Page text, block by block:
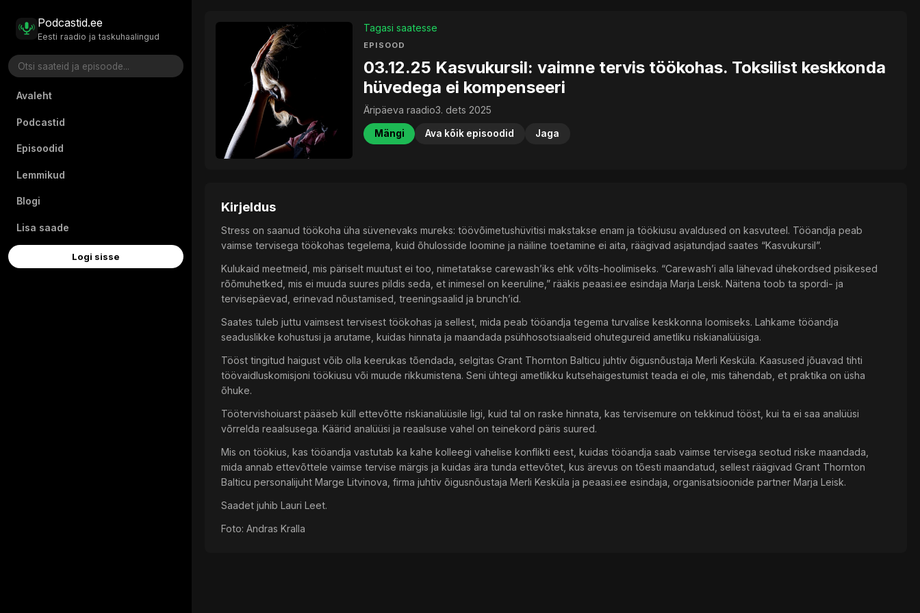
Podcastid.ee
Eesti raadio ja taskuhaalingud
Avaleht
Podcastid
Episoodid
Lemmikud
Blogi
Lisa saade
Logi sisse
Tagasi saatesse
EPISOOD
03.12.25 Kasvukursil: vaimne tervis töökohas. Toksilist keskkonda
hüvedega ei kompenseeri
Äripäeva raadio3. dets 2025
Mängi Ava kõik episoodid Jaga
Kirjeldus
Stress on saanud töökoha üha süvenevaks mureks: töövõimetushüvitisi makstakse enam ja töökiusu avaldused on kasvuteel. Tööandja peab
vaimse tervisega töökohas tegelema, kuid õhulosside loomine ja näiline toetamine ei aita, räägivad asjatundjad saates “Kasvukursil”.
Kulukaid meetmeid, mis päriselt muutust ei too, nimetatakse carewash’iks ehk võlts-hoolimiseks. “Carewash’i alla lähevad ühekordsed pisikesed
rõõmuhetked, mis ei muuda suures pildis seda, et inimesel on keeruline,” rääkis peaasi.ee esindaja Marja Leisk. Näitena toob ta spordi- ja
tervisepäevad, erinevad nõustamised, treeningsaalid ja brunch’id.
Saates tuleb juttu vaimsest tervisest töökohas ja sellest, mida peab tööandja tegema turvalise keskkonna loomiseks. Lahkame tööandja
seaduslikke kohustusi ja arutame, kuidas hinnata ja maandada psühhosotsiaalseid ohutegureid ametliku riskianalüüsiga.
Tööst tingitud haigust võib olla keerukas tõendada, selgitas Grant Thornton Balticu juhtiv õigusnõustaja Merli Kesküla. Kaasused jõuavad tihti
töövaidluskomisjoni töökiusu või muude rikkumistena. Seni ühtegi ametlikku kutsehaigestumist teada ei ole, mis tähendab, et praktika on üsha
õhuke.
Töötervishoiuarst pääseb küll ettevõtte riskianalüüsile ligi, kuid tal on raske hinnata, kas tervisemure on tekkinud tööst, kui ta ei saa analüüsi
võrrelda reaalsusega. Käärid analüüsi ja reaalsuse vahel on teinekord päris suured.
Mis on töökius, kas tööandja vastutab ka kahe kolleegi vahelise konflikti eest, kuidas tööandja saab vaimse tervisega seotud riske maandada,
mida annab ettevõttele vaimse tervise märgis ja kuidas ära tunda ettevõtet, kus ärevus on tõesti maandatud, sellest räägivad Grant Thornton
Balticu personalijuht Marge Litvinova, firma juhtiv õigusnõustaja Merli Kesküla ja peaasi.ee esindaja, organisatsioonide partner Marja Leisk.
Saadet juhib Lauri Leet.
Foto: Andras Kralla